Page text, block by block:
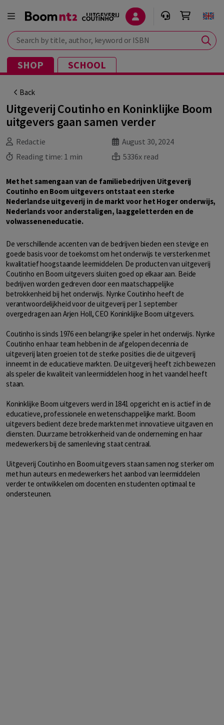
Search by title, author, keyword or ISBN
SHOP SCHOOL
Back
Uitgeverij Coutinho en Koninklijke Boom
uitgevers gaan samen verder
Redactie
August 30, 2024
Reading time: 1 min 5336x read
Met het samengaan van de familiebedrijven Uitgeverij
Coutinho en Boom uitgevers ontstaat een sterke
Nederlandse uitgeverij in de markt voor het Hoger onderwijs,
Nederlands voor anderstaligen, laaggeletterden en de
volwasseneneducatie.
De verschillende accenten van de bedrijven bieden een stevige en
goede basis voor de toekomst om het onderwijs te versterken met
kwalitatief hoogstaande leermiddelen. De producten van uitgeverij
Coutinho en Boom uitgevers sluiten goed op elkaar aan. Beide
bedrijven worden gedreven door een maatschappelijke
betrokkenheid bij het onderwijs. Nynke Coutinho heeft de
verantwoordelijkheid voor de uitgeverij per 1 september
overgedragen aan Arjen Holl, CEO Koninklijke Boom uitgevers.
Coutinho is sinds 1976 een belangrijke speler in het onderwijs. Nynke
Coutinho en haar team hebben in de afgelopen decennia de
uitgeverij laten groeien tot de sterke posities die de uitgeverij
inneemt in de educatieve markten. De uitgeverij heeft zich bewezen
als speler die kwaliteit van leermiddelen hoog in het vaandel heeft
staan.
Koninklijke Boom uitgevers werd in 1841 opgericht en is actief in de
educatieve, professionele en wetenschappelijke markt. Boom
uitgevers bedient deze brede markten met innovatieve uitgaven en
diensten. Duurzame betrokkenheid van de onderneming en haar
medewerkers bij de samenleving staat centraal.
Uitgeverij Coutinho en Boom uitgevers staan samen nog sterker om
met hun auteurs en medewerkers het aanbod van leermiddelen
verder te ontwikkelen om docenten en studenten optimaal te
ondersteunen.